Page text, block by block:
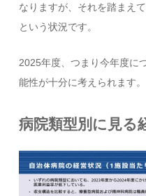
なりますが、それを踏まえ
という状況です。
2025年度、つまり今年度に
能性が十分に考えられます。
病院類型別に見る